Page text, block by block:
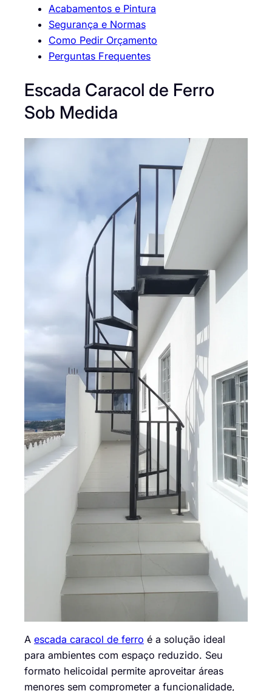
Acabamentos e Pintura
Segurança e Normas
Como Pedir Orçamento
Perguntas Frequentes
Escada Caracol de Ferro
Sob Medida
A escada caracol de ferro é a solução ideal
para ambientes com espaço reduzido. Seu
formato helicoidal permite aproveitar áreas
menores sem comprometer a funcionalidade,